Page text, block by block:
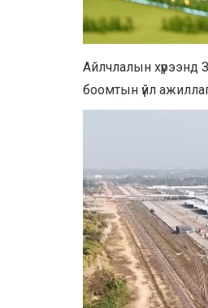
Айлчлалын хүрээнд
боомтын үйл